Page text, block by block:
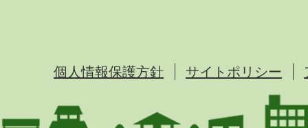
個人情報保護方針 サイトポリシー